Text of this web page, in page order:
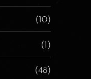
(10)
(1)
(48)